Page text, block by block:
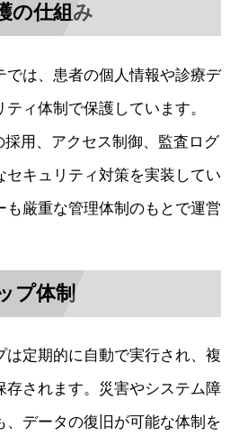
の仕組み
では、患者の個人情報や診療デ
ィ体制で保護しています。
採用、アクセス制御、監査ログ
セキュリティ対策を実装してい
も厳重な管理体制のもとで運営
プ体制
は定期的に自動で実行され、複
存されます。災害やシステム障
、データの復旧が可能な体制を